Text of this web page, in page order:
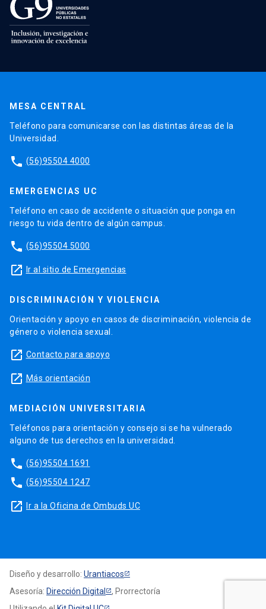
MESA CENTRAL
Teléfono para comunicarse con las distintas áreas de la
Universidad.
phone (56)95504 4000
EMERGENCIAS UC
Teléfono en caso de accidente o situación que ponga en
riesgo tu vida dentro de algún campus.
phone (56)95504 5000
launch Ir al sitio de Emergencias
DISCRIMINACIÓN Y VIOLENCIA
Orientación y apoyo en casos de discriminación, violencia de
género o violencia sexual.
launch Contacto para apoyo
launch Más orientación
MEDIACIÓN UNIVERSITARIA
Teléfonos para orientación y consejo si se ha vulnerado
alguno de tus derechos en la universidad.
phone (56)95504 1691
phone (56)95504 1247
launch Ir a la Oficina de Ombuds UC
Diseño y desarrollo: Urantiacos
Asesoría: Dirección Digital
, Prorrectoría